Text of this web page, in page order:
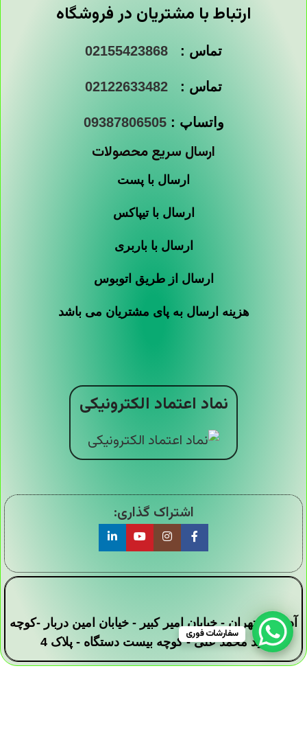
ارتباط با مشتریان در فروشگاه
تماس : 02155423868
تماس : 02122633482
واتساپ :09387806505
ارسال سریع محصولات
ارسال با پست
ارسال با تیپاکس
ارسال با باربری
ارسال از طریق اتوبوس
هزینه ارسال به پای مشتریان می باشد
نماد اعتماد الکترونیکی
اشتراک گذاری:
آدرس : تهران - خیابان امیر کبیر - خیابان امین دربار -کوچه
سید محمد علی - کوچه بیست دستگاه - پلاک 4
سفارشات فوری